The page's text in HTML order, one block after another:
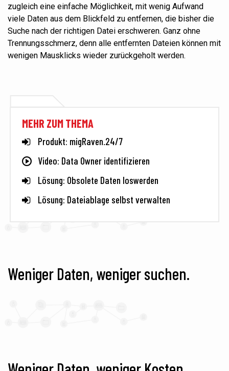
Weniger Daten, weniger suchen.
MEHR ZUM THEMA
Produkt: migRaven.24/7
Video: Data Owner identifizieren
Lösung: Obsolete Daten loswerden
Lösung: Dateiablage selbst verwalten
zugleich eine einfache Möglichkeit, mit wenig Aufwand
viele Daten aus dem Blickfeld zu entfernen, die bisher die
Suche nach der richtigen Datei erschweren. Ganz ohne
Trennungsschmerz, denn alle entfernten Dateien können mit
wenigen Mausklicks wieder zurückgeholt werden.